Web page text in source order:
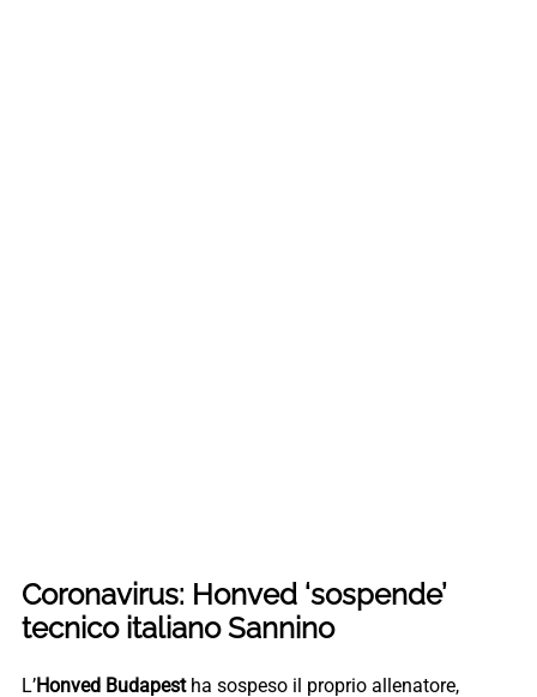
Coronavirus: Honved ‘sospende’
tecnico italiano Sannino
L’Honved Budapestha sospeso il proprio allenatore,